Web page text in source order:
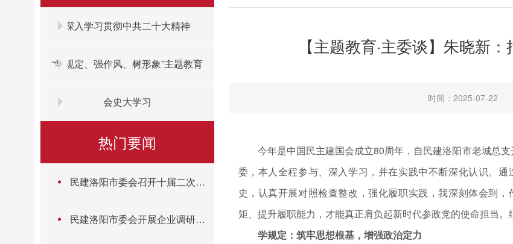
深入学习贯彻中共二十大精神
“学规定、强作风、树形象”主题教育
会史大学习
热门要闻
民建洛阳市委会召开十届二次市
民建洛阳市委会开展企业调研暨
【主题教育·主委谈】朱晓新
时间：2025-07-22
今年是中国民主建国会成立80周年，自民建洛阳市老城总
委，本人全程参与、深入学习，并在实践中不断深化认识。
史，认真开展对照检查整改，强化履职实践，我深刻体会到
矩、提升履职能力，才能真正肩负起新时代参政党的使命担当
学规定：筑牢思想根基，增强政治定力